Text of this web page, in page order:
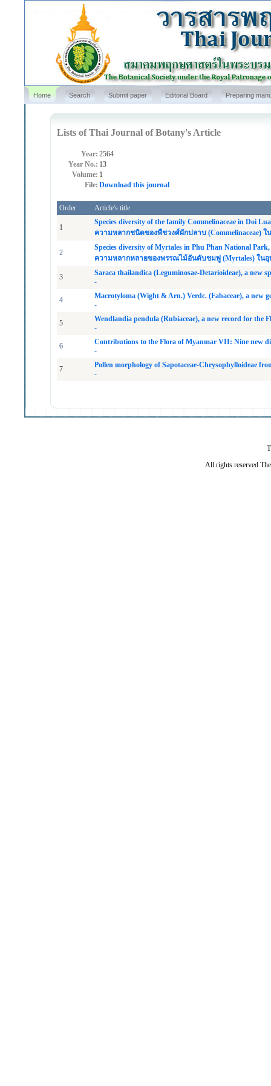
Home Search Submit paper Editorial Board Preparing
Lists of Thai Journal of Botany's Article
Year: 2564
Year No.: 13
Volume: 1
File: Download this journal
Order Article's title
1
Species diversity of the family Commelinaceae in Doi
ความหลากชนิดของพืชวงศ์ผักปลาบ (Commelinaceae)
2
Species diversity of Myrtales in Phu Phan National
ความหลากหลายของพรรณไม้อันดับชมพู่ (Myrtales) ใน
3
Saraca thailandica (Leguminosae-Detarioideae), a new
-
4
Macrotyloma (Wight & Arn.) Verdc. (Fabaceae), a new
-
5
Wendlandia pendula (Rubiaceae), a new record for the
-
6
Contributions to the Flora of Myanmar VII: Nine new
-
7
Pollen morphology of Sapotaceae-Chrysophylloideae
-
All rights reserved